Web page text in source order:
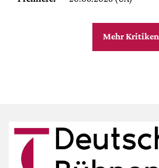
Mehr Kritiken